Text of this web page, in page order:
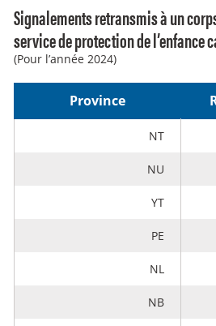
Signalements retransmis à un
service de protection de l’enfance
(Pour l’année 2024)
Province
NT
NU
YT
PE
NL
NB